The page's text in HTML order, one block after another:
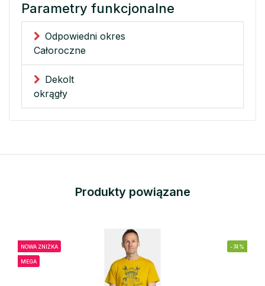
Parametry funkcjonalne
Odpowiedni okres
Całoroczne
Dekolt
okrągły
Produkty powiązane
NOWA ZNIŻKA
MEGA
-74%